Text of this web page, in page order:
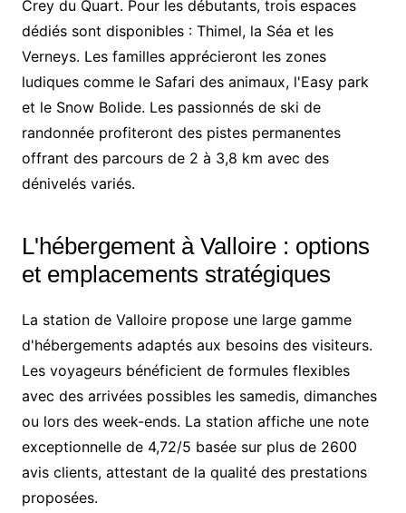
Crey du Quart. Pour les débutants, trois espaces
dédiés sont disponibles : Thimel, la Séa et les
Verneys. Les familles apprécieront les zones
ludiques comme le Safari des animaux, l'Easy park
et le Snow Bolide. Les passionnés de ski de
randonnée profiteront des pistes permanentes
offrant des parcours de 2 à 3,8 km avec des
dénivelés variés.
L'hébergement à Valloire : options
et emplacements stratégiques
La station de Valloire propose une large gamme
d'hébergements adaptés aux besoins des visiteurs.
Les voyageurs bénéficient de formules flexibles
avec des arrivées possibles les samedis, dimanches
ou lors des week-ends. La station affiche une note
exceptionnelle de 4,72/5 basée sur plus de 2600
avis clients, attestant de la qualité des prestations
proposées.